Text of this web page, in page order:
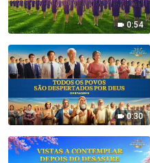
0:54
0:30